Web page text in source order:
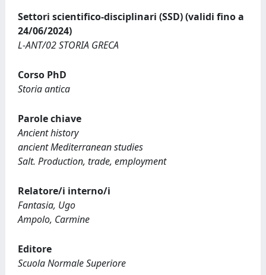
Settori scientifico-disciplinari (SSD) (validi fino a
24/06/2024)
L-ANT/02 STORIA GRECA
Corso PhD
Storia antica
Parole chiave
Ancient history
ancient Mediterranean studies
Salt. Production, trade, employment
Relatore/i interno/i
Fantasia, Ugo
Ampolo, Carmine
Editore
Scuola Normale Superiore